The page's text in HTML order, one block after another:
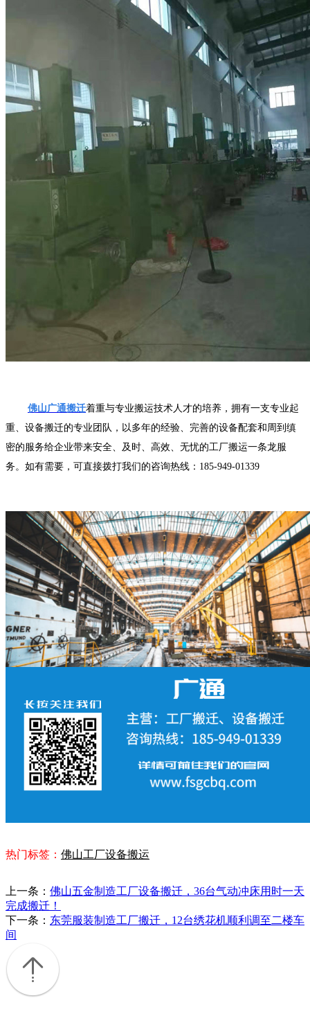
佛山广通搬迁着重与专业搬运技术人才的培养，拥有一支专业起
重、设备搬迁的专业团队，以多年的经验、完善的设备配套和周到缜
密的服务给企业带来安全、及时、高效、无忧的工厂搬运一条龙服
务。如有需要，可直接拨打我们的咨询热线：185-949-01339
热门标签： 佛山工厂设备搬运
上一条： 佛山五金制造工厂设备搬迁，36台气动冲床用时一天
完成搬迁！
下一条： 东莞服装制造工厂搬迁，12台绣花机顺利调至二楼车
间